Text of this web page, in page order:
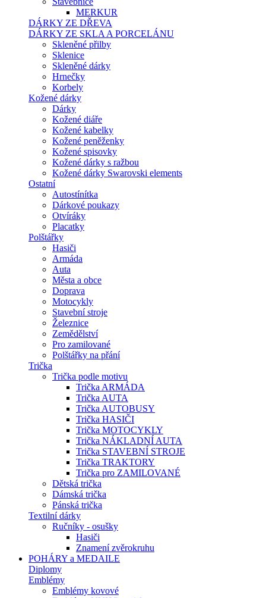
MERKUR
DÁRKY ZE DŘEVA
DÁRKY ZE SKLA A PORCELÁNU
Skleněné přilby
Sklenice
Skleněné dárky
Hrnečky
Korbely
Kožené dárky
Dárky
Kožené diáře
Kožené kabelky
Kožené peněženky
Kožené spisovky
Kožené dárky s ražbou
Kožené dárky Swarovski elements
Ostatní
Autostínítka
Dárkové poukazy
Otvíráky
Placatky
Polštářky
Hasiči
Armáda
Auta
Města a obce
Doprava
Motocykly
Stavební stroje
Železnice
Zemědělství
Pro zamilované
Polštářky na přání
Trička
Trička podle motivu
Trička ARMÁDA
Trička AUTA
Trička AUTOBUSY
Trička HASIČI
Trička MOTOCYKLY
Trička NÁKLADNÍ AUTA
Trička STAVEBNÍ STROJE
Trička TRAKTORY
Trička pro ZAMILOVANÉ
Dětská trička
Dámská trička
Pánská trička
Textilní dárky
Ručníky - osušky
Hasiči
Znamení zvěrokruhu
POHÁRY a MEDAILE
Diplomy
Emblémy
Emblémy kovové